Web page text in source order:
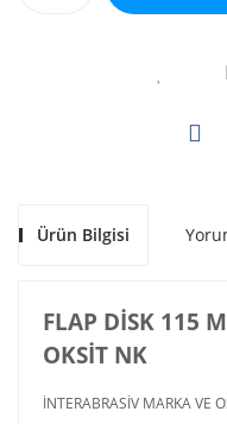
Ürün Bilgisi
FLAP DİSK 115
OKSİT NK
İNTERABRASİV MARKA VE